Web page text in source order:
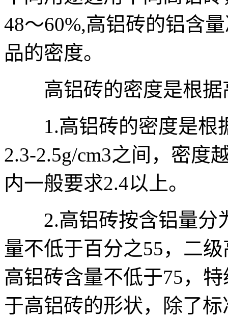
48～60%,高铝砖的铝含
品的密度。
高铝砖的密度是根据
1.高铝砖的密度是根
2.3-2.5g/cm3之间，密度
内一般要求2.4以上。
2.高铝砖按含铝量分
量不低于百分之55，二
高铝砖含量不低于75，
于高铝砖的形状，除了